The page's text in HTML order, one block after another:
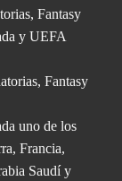
Fantasy
y UEFA
Fantasy
uno de los
Francia,
Saudí y